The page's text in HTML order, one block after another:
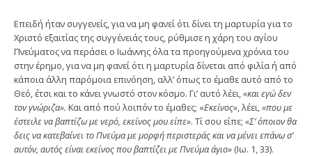
Επειδή ήταν συγγενείς, για να μη φα­νεί ότι δίνει τη μαρτυρία για το
Χριστό εξαιτίας της συγ­γένειάς τους, ρύθμισε η χάρη του αγίου
Πνεύματος να περάσει ο Ιωάννης όλα τα προηγούμενα χρόνια του
στην έρημο, για να μη φανεί ότι η μαρτυρία δίνεται από φιλία ή από
κάποια άλλη παρόμοια επινόηση, αλλ’ όπως το έμα­θε αυτό από το
Θεό, έτσι και το κάνει γνωστό στον κό­σμο. Γι’ αυτό λέει,«και εγώ δεν
τον γνώριζα». Και από πού λοιπόν το έμαθες; «Εκείνος», λέει,«που με
έστειλε να βαπτίζω με νερό, εκείνος μου είπε». Τί σου είπε; «Σ’ όποιον θα
δεις να κατεβαίνει το Πνεύμα με μορφή περιστεράς και να μένει επάνω σ’
αυτόν, αυτός είναι εκείνος που βαπτίζει με Πνεύμα άγιο» (Ιω. 1, 33).